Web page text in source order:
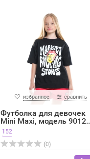
избранное сравнить
Футболка для девочек
Mini Maxi, модель
152
(0)